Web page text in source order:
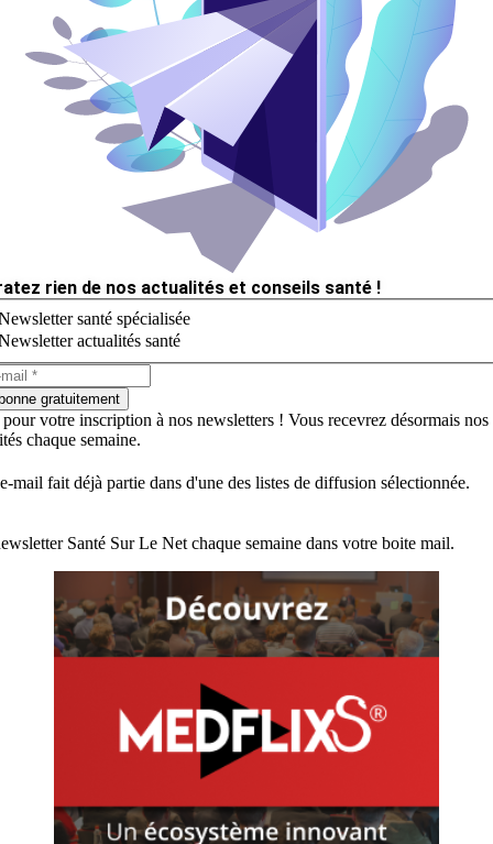
rien de nos actualités et conseils santé !
santé spécialisée
actualités santé
gratuitement
votre inscription à nos newsletters ! Vous recevrez désormais nos
chaque semaine.
mail fait déjà partie dans d'une des listes de diffusion sélectionnée.
Santé Sur Le Net chaque semaine dans votre boite mail.